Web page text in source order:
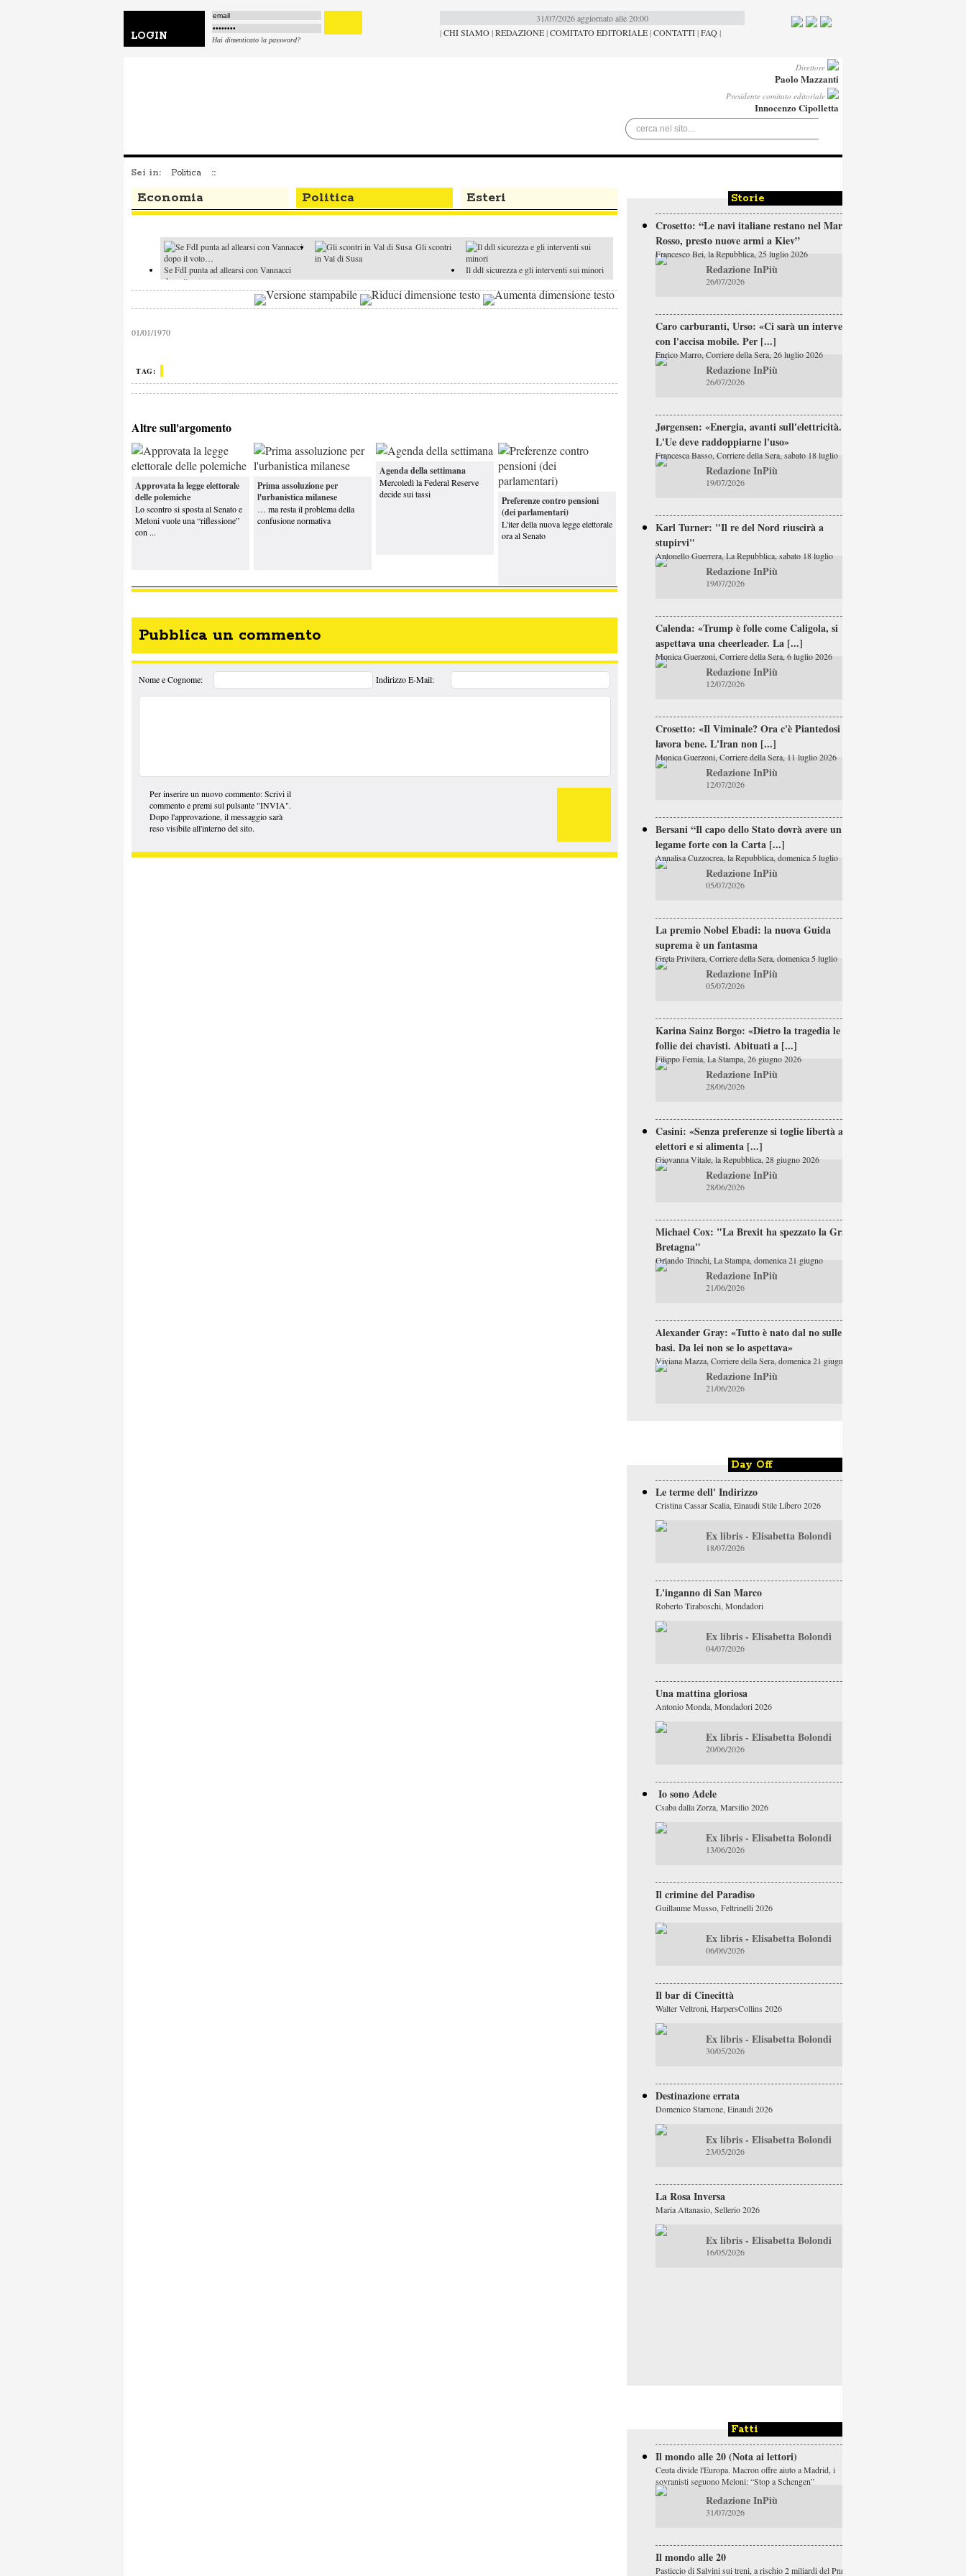
LOGIN Hai dimenticato la password?
31/07/2026 aggiornato alle 20:00
|CHI SIAMO|REDAZIONE|COMITATO EDITORIALE|CONTATTI|FAQ|
Direttore
Paolo Mazzanti
Presidente comitato editoriale
Innocenzo Cipolletta
Sei in: Politica ::
Storie
Crosetto: “Le navi italiane restano nel Mar
Rosso, presto nuove armi a Kiev”
Francesco Bei, la Repubblica, 25 luglio 2026
Redazione InPiù
26/07/2026
Caro carburanti, Urso: «Ci sarà un intervento
con l'accisa mobile. Per [...]
Enrico Marro, Corriere della Sera, 26 luglio 2026
Redazione InPiù
26/07/2026
Jørgensen: «Energia, avanti sull'elettricità.
L'Ue deve raddoppiarne l'uso»
Francesca Basso, Corriere della Sera, sabato 18 luglio
Redazione InPiù
19/07/2026
Karl Turner: "Il re del Nord riuscirà a
stupirvi"
Antonello Guerrera, La Repubblica, sabato 18 luglio
Redazione InPiù
19/07/2026
Calenda: «Trump è folle come Caligola, si
aspettava una cheerleader. La [...]
Monica Guerzoni, Corriere della Sera, 6 luglio 2026
Redazione InPiù
12/07/2026
Crosetto: «Il Viminale? Ora c'è Piantedosi e
lavora bene. L'Iran non [...]
Monica Guerzoni, Corriere della Sera, 11 luglio 2026
Redazione InPiù
12/07/2026
Bersani “Il capo dello Stato dovrà avere un
legame forte con la Carta [...]
Annalisa Cuzzocrea, la Repubblica, domenica 5 luglio
Redazione InPiù
05/07/2026
La premio Nobel Ebadi: la nuova Guida
suprema è un fantasma
Greta Privitera, Corriere della Sera, domenica 5 luglio
Redazione InPiù
05/07/2026
Karina Sainz Borgo: «Dietro la tragedia le
follie dei chavisti. Abituati a [...]
Filippo Femia, La Stampa, 26 giugno 2026
Redazione InPiù
28/06/2026
Casini: «Senza preferenze si toglie libertà agli
elettori e si alimenta [...]
Giovanna Vitale, la Repubblica, 28 giugno 2026
Redazione InPiù
28/06/2026
Michael Cox: "La Brexit ha spezzato la Gran
Bretagna"
Orlando Trinchi, La Stampa, domenica 21 giugno
Redazione InPiù
21/06/2026
Alexander Gray: «Tutto è nato dal no sulle
basi. Da lei non se lo aspettava»
Viviana Mazza, Corriere della Sera, domenica 21 giugno
Redazione InPiù
21/06/2026
Day Off
Le terme dell' Indirizzo
Cristina Cassar Scalia, Einaudi Stile Libero 2026
Ex libris - Elisabetta Bolondi
18/07/2026
L'inganno di San Marco
Roberto Tiraboschi, Mondadori
Ex libris - Elisabetta Bolondi
04/07/2026
Una mattina gloriosa
Antonio Monda, Mondadori 2026
Ex libris - Elisabetta Bolondi
20/06/2026
Io sono Adele
Csaba dalla Zorza, Marsilio 2026
Ex libris - Elisabetta Bolondi
13/06/2026
Il crimine del Paradiso
Guillaume Musso, Feltrinelli 2026
Ex libris - Elisabetta Bolondi
06/06/2026
Il bar di Cinecittà
Walter Veltroni, HarpersCollins 2026
Ex libris - Elisabetta Bolondi
30/05/2026
Destinazione errata
Domenico Starnone, Einaudi 2026
Ex libris - Elisabetta Bolondi
23/05/2026
La Rosa Inversa
Maria Attanasio, Sellerio 2026
Ex libris - Elisabetta Bolondi
16/05/2026
Fatti
Il mondo alle 20 (Nota ai lettori)
Ceuta divide l'Europa. Macron offre aiuto a Madrid, i
sovranisti seguono Meloni: “Stop a Schengen”
Redazione InPiù
31/07/2026
Il mondo alle 20
Pasticcio di Salvini sui treni, a rischio 2 miliardi del Pnrr.
Economia Politica Esteri
Se FdI punta ad allearsi con Vannacci
dopo il voto…
Gli scontri
in Val di Susa
Il ddl sicurezza e gli interventi sui minori
Militari in servizio di ordine pubblico
Se il
Quirinale svolta a destra
La “mostruosa burocrazia” di Bruxelles e'
solo politica
Preferenze, centrodestra spaccato
01/01/1970
TAG:
Altre sull'argomento
Approvata la legge elettorale
delle polemiche
Lo scontro si sposta al Senato e
Meloni vuole una “riflessione”
con ...
Prima assoluzione per
l'urbanistica milanese
… ma resta il problema della
confusione normativa
Agenda della settimana
Mercoledì la Federal Reserve
decide sui tassi
Preferenze contro pensioni
(dei parlamentari)
L'iter della nuova legge elettorale
ora al Senato
Pubblica un commento
Nome e Cognome: Indirizzo E-Mail:
Per inserire un nuovo commento: Scrivi il
commento e premi sul pulsante "INVIA".
Dopo l'approvazione, il messaggio sarà
reso visibile all'interno del sito.